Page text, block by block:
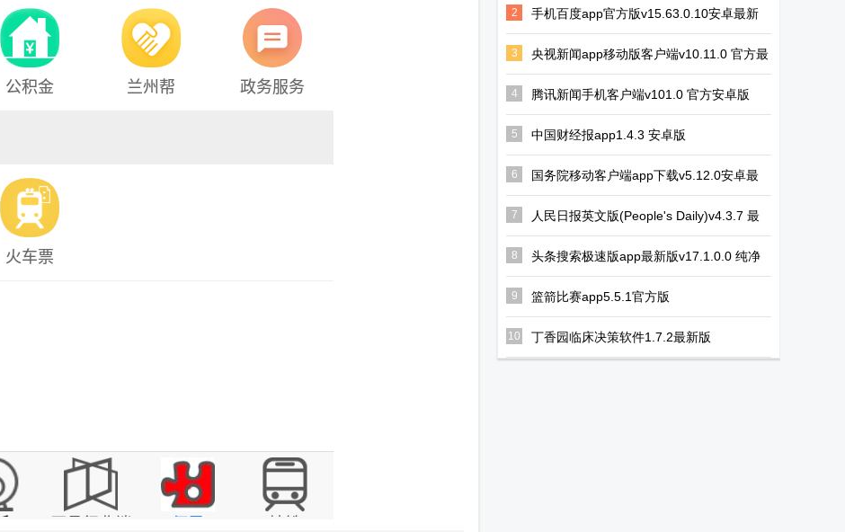
2
手机百度app官方版v15.63.0.10安卓最新
版
3
央视新闻app移动版客户端v10.11.0 官方最
新版
4 腾讯新闻手机客户端v101.0 官方安卓版
5 中国财经报app1.4.3 安卓版
6
国务院移动客户端app下载v5.12.0安卓最
新版
7
人民日报英文版(People's Daily)v4.3.7 最
新版
8
头条搜索极速版app最新版v17.1.0.0 纯净
版
9 篮箭比赛app5.5.1官方版
10 丁香园临床决策软件1.7.2最新版